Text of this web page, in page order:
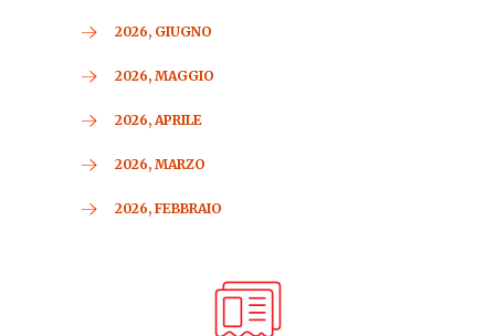
2026, GIUGNO
2026, MAGGIO
2026, APRILE
2026, MARZO
2026, FEBBRAIO